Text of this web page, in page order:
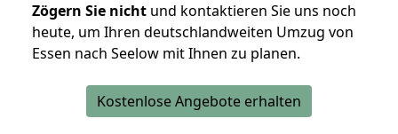
Zögern Sie nicht und kontaktieren Sie uns noch
heute, um Ihren deutschlandweiten Umzug von
Essen nach Seelow mit Ihnen zu planen.
Kostenlose Angebote erhalten